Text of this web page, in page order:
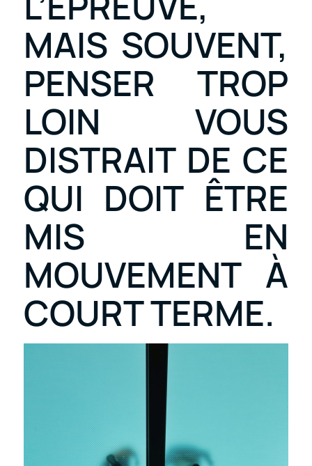
MAIS SOUVENT,
PENSER TROP
LOIN VOUS
DISTRAIT DE CE
QUI DOIT ÊTRE
MIS EN
MOUVEMENT À
COURT TERME.